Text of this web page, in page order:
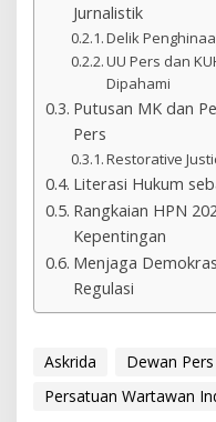
Jurnalistik
Delik
UU Pers dan
Dipahami
Putusan MK dan
Pers
Restorative
Literasi Hukum
Rangkaian HPN
Kepentingan
Menjaga
Regulasi
Askrida Dewan Pers
Persatuan Wartawan